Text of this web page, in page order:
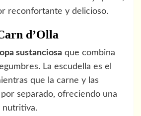
reconfortante y delicioso.
d’Olla
sustanciosa que combina
La escudella es el
que la carne y las
separado, ofreciendo una
nutritiva.